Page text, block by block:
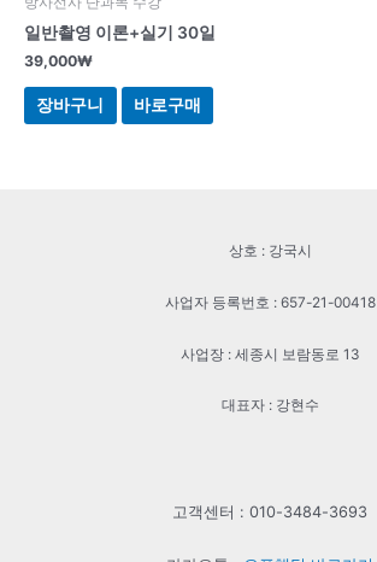
일반촬영 이론+실기 30일
39,000₩
장바구니 바로구매
상호 : 강국시
사업자 등록번호 : 657-21-00418
사업장 : 세종시 보람동로 13
대표자 : 강현수
고객센터 : 010-3484-3693